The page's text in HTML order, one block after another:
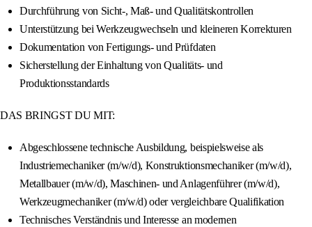
Durchführung von Sicht-, Maß- und Qualitätskontrollen
Unterstützung bei Werkzeugwechseln und kleineren Korrekturen
Dokumentation von Fertigungs- und Prüfdaten
Sicherstellung der Einhaltung von Qualitäts- und
Produktionsstandards
DAS BRINGST DU MIT:
Abgeschlossene technische Ausbildung, beispielsweise als
Industriemechaniker (m/w/d), Konstruktionsmechaniker (m/w/d),
Metallbauer (m/w/d), Maschinen- und Anlagenführer (m/w/d),
Werkzeugmechaniker (m/w/d) oder vergleichbare Qualifikation
Technisches Verständnis und Interesse an modernen